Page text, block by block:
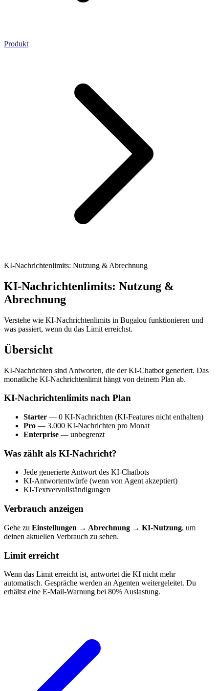
Produkt
KI-Nachrichtenlimits: Nutzung & Abrechnung
KI-Nachrichtenlimits: Nutzung &
Abrechnung
Verstehe wie KI-Nachrichtenlimits in Bugalou funktionieren und
was passiert, wenn du das Limit erreichst.
Übersicht
KI-Nachrichten sind Antworten, die der KI-Chatbot generiert. Das
monatliche KI-Nachrichtenlimit hängt von deinem Plan ab.
KI-Nachrichtenlimits nach Plan
Starter — 0 KI-Nachrichten (KI-Features nicht enthalten)
Pro — 3.000 KI-Nachrichten pro Monat
Enterprise — unbegrenzt
Was zählt als KI-Nachricht?
Jede generierte Antwort des KI-Chatbots
KI-Antwortentwürfe (wenn von Agent akzeptiert)
KI-Textvervollständigungen
Verbrauch anzeigen
Gehe zu Einstellungen → Abrechnung → KI-Nutzung, um
deinen aktuellen Verbrauch zu sehen.
Limit erreicht
Wenn das Limit erreicht ist, antwortet die KI nicht mehr
automatisch. Gespräche werden an Agenten weitergeleitet. Du
erhältst eine E-Mail-Warnung bei 80% Auslastung.